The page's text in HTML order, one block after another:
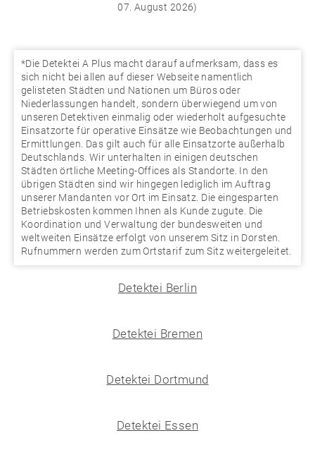
07. August 2026)
*Die Detektei A Plus macht darauf aufmerksam, dass es
sich nicht bei allen auf dieser Webseite namentlich
gelisteten Städten und Nationen um Büros oder
Niederlassungen handelt, sondern überwiegend um von
unseren Detektiven einmalig oder wiederholt aufgesuchte
Einsatzorte für operative Einsätze wie Beobachtungen und
Ermittlungen. Das gilt auch für alle Einsatzorte außerhalb
Deutschlands. Wir unterhalten in einigen deutschen
Städten örtliche Meeting-Offices als Standorte. In den
übrigen Städten sind wir hingegen lediglich im Auftrag
unserer Mandanten vor Ort im Einsatz. Die eingesparten
Betriebskosten kommen Ihnen als Kunde zugute. Die
Koordination und Verwaltung der bundesweiten und
weltweiten Einsätze erfolgt von unserem Sitz in Dorsten.
Rufnummern werden zum Ortstarif zum Sitz weitergeleitet.
Detektei Berlin
Detektei Bremen
Detektei Dortmund
Detektei Essen